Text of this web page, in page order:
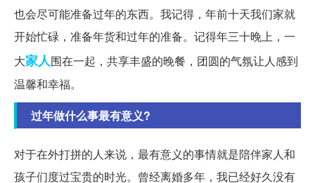
也会尽可能准备过年的东西。我记得，年前十天我们家就
开始忙碌，准备年货和过年的准备。记得年三十晚上，一
大家人围在一起，共享丰盛的晚餐，团圆的气氛让人感到
温馨和幸福。
过年做什么事最有意义?
对于在外打拼的人来说，最有意义的事情就是陪伴家人和
孩子们度过宝贵的时光。曾经离婚多年，我已经好久没有